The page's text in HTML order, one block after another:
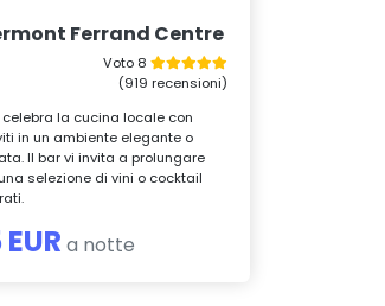
Ferrand Centre
Voto 8
(919 recensioni)
celebra la cucina locale con
in un ambiente elegante o
Il bar vi invita a prolungare
selezione di vini o cocktail
a notte